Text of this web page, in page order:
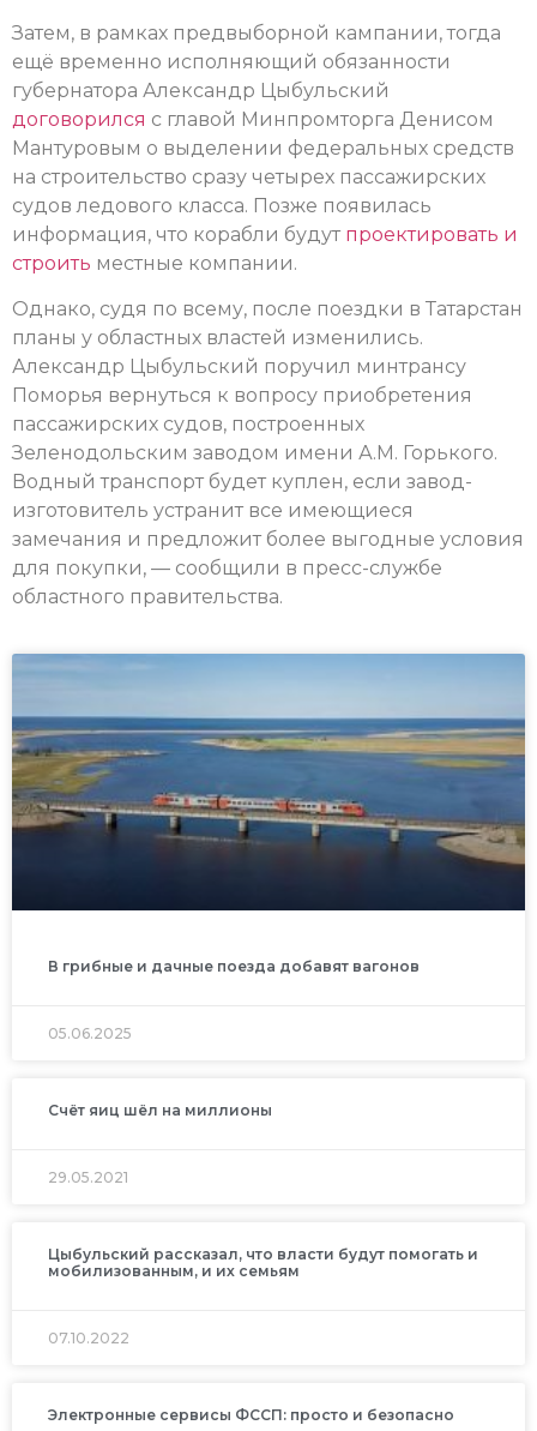
Затем, в рамках предвыборной кампании, тогда
ещё временно исполняющий обязанности
губернатора Александр Цыбульский
договорился с главой Минпромторга Денисом
Мантуровым о выделении федеральных средств
на строительство сразу четырех пассажирских
судов ледового класса. Позже появилась
информация, что корабли будут проектировать и
строить местные компании.
Однако, судя по всему, после поездки в Татарстан
планы у областных властей изменились.
Александр Цыбульский поручил минтрансу
Поморья вернуться к вопросу приобретения
пассажирских судов, построенных
Зеленодольским заводом имени А.М. Горького.
Водный транспорт будет куплен, если завод-
изготовитель устранит все имеющиеся
замечания и предложит более выгодные условия
для покупки, — сообщили в пресс-службе
областного правительства.
В грибные и дачные поезда добавят вагонов
05.06.2025
Счёт яиц шёл на миллионы
29.05.2021
Цыбульский рассказал, что власти будут помогать и
мобилизованным, и их семьям
07.10.2022
Электронные сервисы ФССП: просто и безопасно